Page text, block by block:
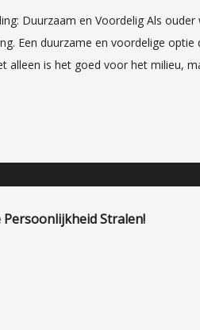
Duurzaam en Voordelig Als ouder
Een duurzame en voordelige optie
alleen is het goed voor het milieu,
Persoonlijkheid Stralen!